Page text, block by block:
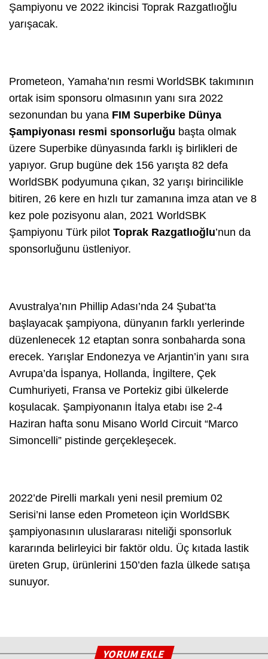
Şampiyonu ve 2022 ikincisi Toprak Razgatlıoğlu
yarışacak.
Prometeon, Yamaha’nın resmi WorldSBK takımının
ortak isim sponsoru olmasının yanı sıra 2022
sezonundan bu yana FIM Superbike Dünya
Şampiyonası resmi sponsorluğu başta olmak
üzere Superbike dünyasında farklı iş birlikleri de
yapıyor. Grup bugüne dek 156 yarışta 82 defa
WorldSBK podyumuna çıkan, 32 yarışı birincilikle
bitiren, 26 kere en hızlı tur zamanına imza atan ve 8
kez pole pozisyonu alan, 2021 WorldSBK
Şampiyonu Türk pilot Toprak Razgatlıoğlu’nun da
sponsorluğunu üstleniyor.
Avustralya’nın Phillip Adası’nda 24 Şubat’ta
başlayacak şampiyona, dünyanın farklı yerlerinde
düzenlenecek 12 etaptan sonra sonbaharda sona
erecek. Yarışlar Endonezya ve Arjantin’in yanı sıra
Avrupa’da İspanya, Hollanda, İngiltere, Çek
Cumhuriyeti, Fransa ve Portekiz gibi ülkelerde
koşulacak. Şampiyonanın İtalya etabı ise 2-4
Haziran hafta sonu Misano World Circuit “Marco
Simoncelli” pistinde gerçekleşecek.
2022’de Pirelli markalı yeni nesil premium 02
Serisi’ni lanse eden Prometeon için WorldSBK
şampiyonasının uluslararası niteliği sponsorluk
kararında belirleyici bir faktör oldu. Üç kıtada lastik
üreten Grup, ürünlerini 150’den fazla ülkede satışa
sunuyor.
YORUM EKLE